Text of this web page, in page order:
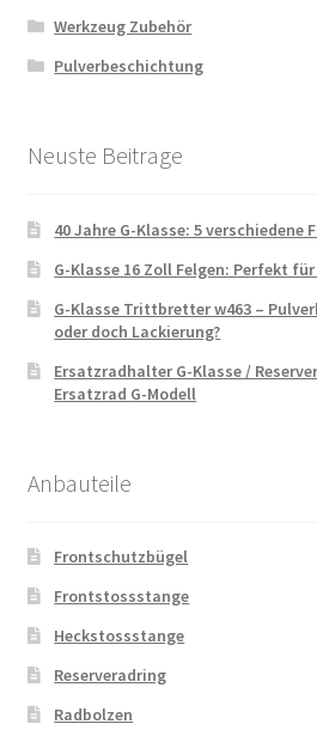
Werkzeug Zubehör
Pulverbeschichtung
Neuste Beitrage
40 Jahre G-Klasse: 5 verschiedene
G-Klasse 16 Zoll Felgen: Perfekt
G-Klasse Trittbretter w463 –
oder doch Lackierung?
Ersatzradhalter G-Klasse /
Ersatzrad G-Modell
Anbauteile
Frontschutzbügel
Frontstossstange
Heckstossstange
Reserveradring
Radbolzen